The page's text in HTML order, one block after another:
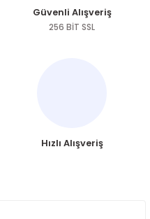
bulunuyor.
Güvenli Alışveriş
256 BİT SSL
Hızlı Alışveriş